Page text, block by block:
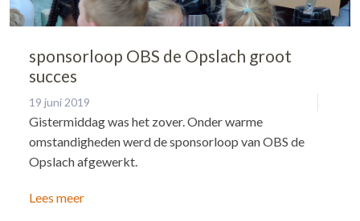
sponsorloop OBS de Opslach groot
succes
19 juni 2019
Gistermiddag was het zover. Onder warme
omstandigheden werd de sponsorloop van OBS de
Opslach afgewerkt.
Lees meer